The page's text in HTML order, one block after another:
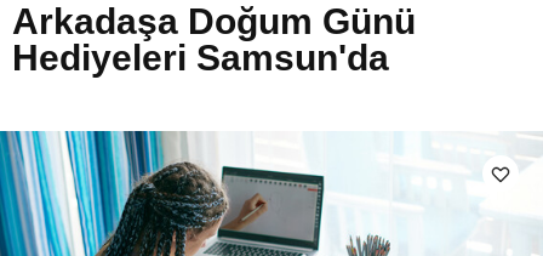
Arkadaşa Doğum Günü
Hediyeleri Samsun'da